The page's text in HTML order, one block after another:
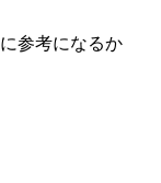
参考になるか